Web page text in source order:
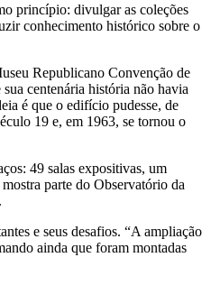
princípio: divulgar as coleções
conhecimento histórico sobre o
Republicano Convenção de
centenária história não havia
é que o edifício pudesse, de
19 e, em 1963, se tornou o
49 salas expositivas, um
parte do Observatório da
e seus desafios. “A ampliação
ainda que foram montadas